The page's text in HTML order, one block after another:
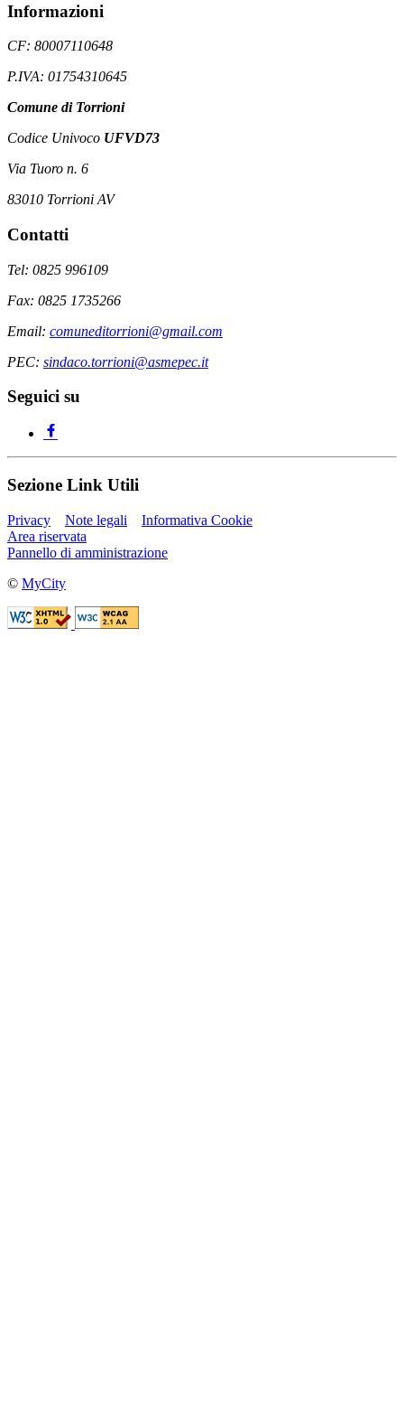
Informazioni
CF: 80007110648
P.IVA: 01754310645
Comune di Torrioni
Codice Univoco UFVD73
Via Tuoro n. 6
83010 Torrioni AV
Contatti
Tel: 0825 996109
Fax: 0825 1735266
Email: comuneditorrioni@gmail.com
PEC: sindaco.torrioni@asmepec.it
Seguici su
Sezione Link Utili
Privacy Note legali
Informativa Cookie
Area riservata
Pannello di amministrazione
© MyCity